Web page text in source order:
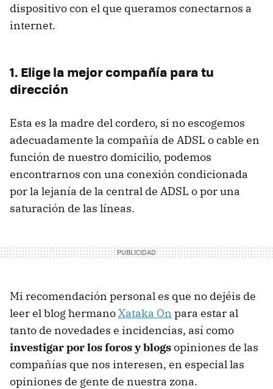
dispositivo con el que queramos conectarnos a
internet.
1. Elige la mejor compañía para tu
dirección
Esta es la madre del cordero, si no escogemos
adecuadamente la compañía de ADSL o cable en
función de nuestro domicilio, podemos
encontrarnos con una conexión condicionada
por la lejanía de la central de ADSL o por una
saturación de las líneas.
Mi recomendación personal es que no dejéis de
leer el blog hermanoXataka On para estar al
tanto de novedades e incidencias, así como
investigar por los foros y blogsopiniones de las
compañías que nos interesen, en especial las
opiniones de gente de nuestra zona.